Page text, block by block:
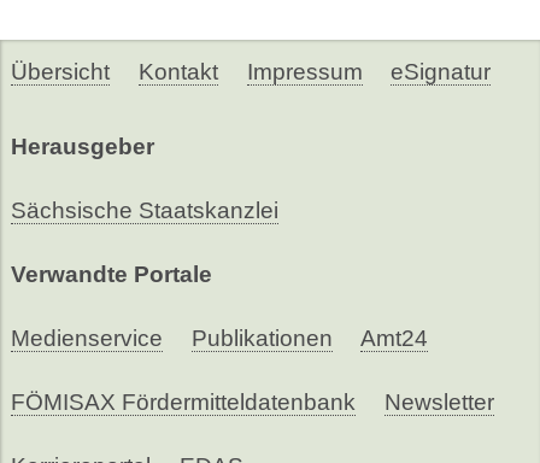
Übersicht Kontakt Impressum eSignatur
Herausgeber
Sächsische Staatskanzlei
Verwandte Portale
Medienservice Publikationen Amt24
FÖMISAX Fördermitteldatenbank Newsletter